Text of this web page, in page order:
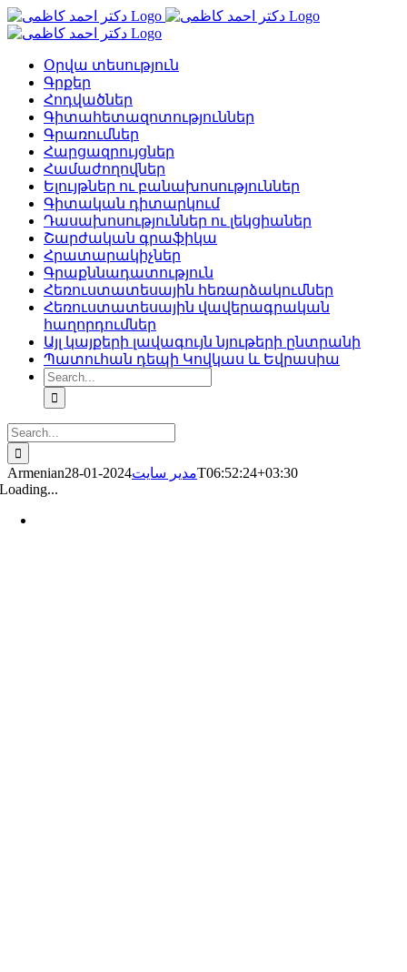
Skip
to
Օրվա տեսություն
Գրքեր
Հոդվածներ
Գիտահետազոտություններ
Գրառումներ
Հարցազրույցներ
Համաժողովներ
Ելույթներ ու բանախոսություններ
Գիտական դիտարկում
Դասախոսություններ ու լեկցիաներ
Շարժական գրաֆիկա
Հրատարակիչներ
Գրաքննադատություն
Հեռուստատեսային հեռարձակումներ
Հեռուստատեսային վավերագրական
հաղորդումներ
Այլ կայքերի լավագույն նյութերի ընտրանի
Պատուհան դեպի Կովկաս և Եվրասիա
Search
for:
Search
for:
Armenian
مدیر سایت2024-01-28T06:52:24+03:30
Loading...